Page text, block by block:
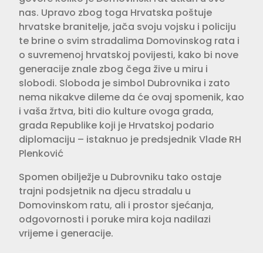
nas. Upravo zbog toga Hrvatska poštuje
hrvatske branitelje, jača svoju vojsku i policiju
te brine o svim stradalima Domovinskog rata i
o suvremenoj hrvatskoj povijesti, kako bi nove
generacije znale zbog čega žive u miru i
slobodi. Sloboda je simbol Dubrovnika i zato
nema nikakve dileme da će ovaj spomenik, kao
i vaša žrtva, biti dio kulture ovoga grada,
grada Republike koji je Hrvatskoj podario
diplomaciju – istaknuo je predsjednik Vlade RH
Plenković
Spomen obilježje u Dubrovniku tako ostaje
trajni podsjetnik na djecu stradalu u
Domovinskom ratu, ali i prostor sjećanja,
odgovornosti i poruke mira koja nadilazi
vrijeme i generacije.